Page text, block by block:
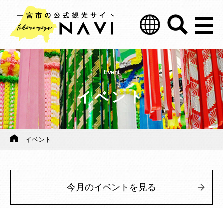
Event
イベント
イベント
今月のイベントを見る